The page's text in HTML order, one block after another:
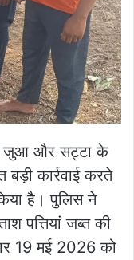
जुआ और सट्टा के
कार्रवाई करते
है। पुलिस ने
पत्तियां जब्त की
19 मई 2026 को